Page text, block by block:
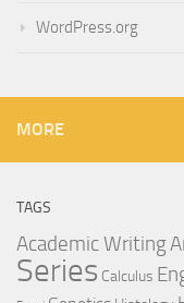
WordPress.org
MORE
TAGS
Academic Writing
Series Calculus